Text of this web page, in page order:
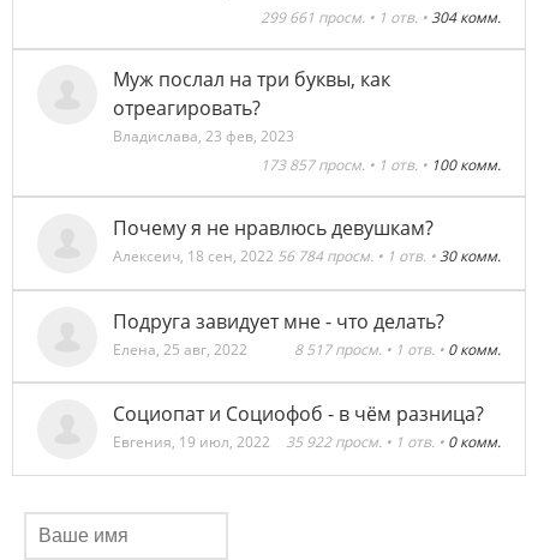
299 661 просм. • 1 отв. •304 комм.
Муж послал на три буквы, как
отреагировать?
Владислава,23 фев, 2023
173 857 просм. • 1 отв. • 100 комм.
Почему я не нравлюсь девушкам?
Алексеич, 18 сен, 2022 56 784 просм. • 1 отв. •30 комм.
Подруга завидует мне - что делать?
Елена,25 авг, 2022 8 517 просм. • 1 отв. • 0 комм.
Социопат и Социофоб - в чём разница?
Евгения, 19 июл, 2022 35 922 просм. • 1 отв. • 0 комм.